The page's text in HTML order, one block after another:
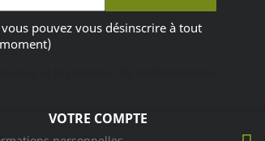
pouvez vous désinscrire à tout
moment)
VOTRE COMPTE